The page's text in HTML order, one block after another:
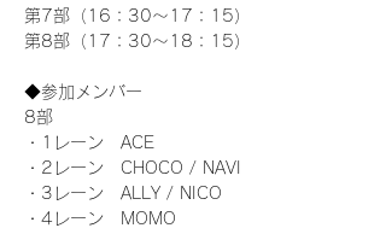
第7部（16：30～17：15）
第8部（17：30～18：15）
◆参加メンバー
8部
・1レーン　ACE
・2レーン　CHOCO / NAVI
・3レーン　ALLY / NICO
・4レーン　MOMO